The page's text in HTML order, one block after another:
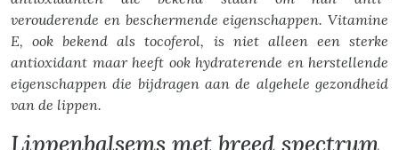
verouderende en beschermende eigenschappen. Vitamine
E, ook bekend als tocoferol, is niet alleen een sterke
antioxidant maar heeft ook hydraterende en herstellende
eigenschappen die bijdragen aan de algehele gezondheid
van de lippen.
Lippenbalsems met breed spectrum